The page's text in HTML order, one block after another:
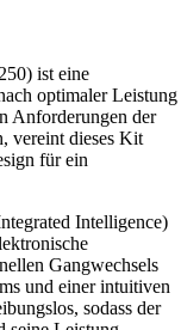
ist eine
optimaler Leistung
Anforderungen der
vereint dieses Kit
für ein
Intelligence)
Gangwechsels
und einer intuitiven
sodass der